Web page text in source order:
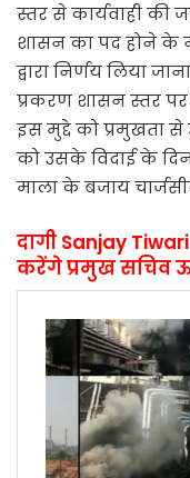
स्तर से कार्यवाही की
शासन का पद होने के
द्वारा निर्णय लिया
प्रकरण शासन स्तर
इस मुद्दे को प्रमुखता
को उसके विदाई के
माला के बजाय
दागी Sanjay
करेंगे प्रमुख सचिव